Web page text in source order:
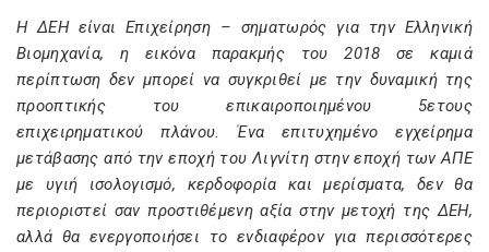
Η ΔΕΗ είναι Επιχείρηση – σηματωρός για την Ελληνική
Βιομηχανία, η εικόνα παρακμής του 2018 σε καμιά
περίπτωση δεν μπορεί να συγκριθεί με την δυναμική της
προοπτικής του επικαιροποιημένου 5ετους
επιχειρηματικού πλάνου. Ένα επιτυχημένο εγχείρημα
μετάβασης από την εποχή του Λιγνίτη στην εποχή των ΑΠΕ
με υγιή ισολογισμό, κερδοφορία και μερίσματα, δεν θα
περιοριστεί σαν προστιθέμενη αξία στην μετοχή της ΔΕΗ,
αλλά θα ενεργοποιήσει το ενδιαφέρον για περισσότερες